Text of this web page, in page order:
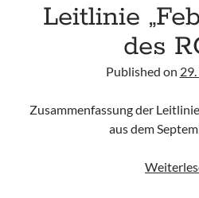
Leitlinie
des
Published on
Zusammenfassung der
aus dem